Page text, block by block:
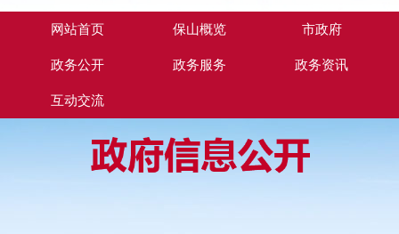
网站首页 保山概览 市政府
政务公开 政务服务 政务资讯
互动交流